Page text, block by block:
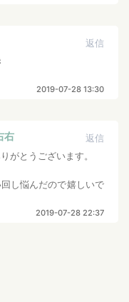
返信
2019-07-28 13:30
右
返信
がとうございます。
し悩んだので嬉しいで
2019-07-28 22:37